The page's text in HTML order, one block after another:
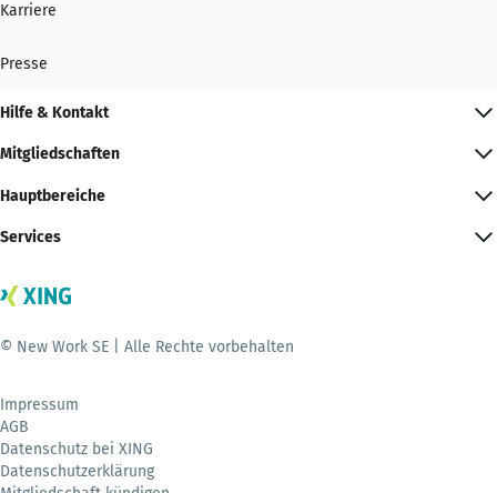
Karriere
Presse
Hilfe & Kontakt
Mitgliedschaften
Hauptbereiche
Services
© New Work SE | Alle Rechte vorbehalten
Impressum
AGB
Datenschutz bei XING
Datenschutzerklärung